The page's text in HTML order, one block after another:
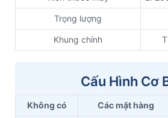
Trọng lượng
Khung chính
Cấu Hình Cơ
Không có Các mặt hàng